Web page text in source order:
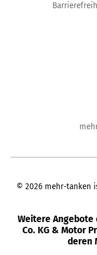
© 2026 mehr-tanken
Weitere Angebote
Co. KG & Motor
deren